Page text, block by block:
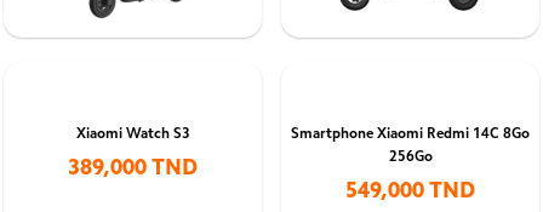
Xiaomi Watch S3
389,000 TND
Smartphone Xiaomi Redmi 14C 8Go
256Go
549,000 TND